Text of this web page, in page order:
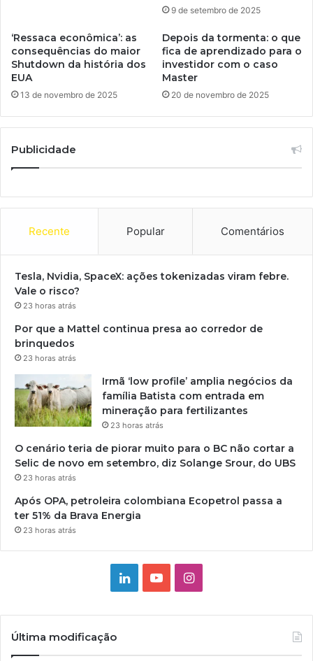
9 de setembro de 2025
‘Ressaca econômica’: as
consequências do maior
Shutdown da história dos
EUA
13 de novembro de 2025
Depois da tormenta: o que
fica de aprendizado para o
investidor com o caso
Master
20 de novembro de 2025
Publicidade
Recente Popular Comentários
Tesla, Nvidia, SpaceX: ações tokenizadas viram febre.
Vale o risco?
23 horas atrás
Por que a Mattel continua presa ao corredor de
brinquedos
23 horas atrás
Irmã ‘low profile’ amplia negócios da
família Batista com entrada em
mineração para fertilizantes
23 horas atrás
O cenário teria de piorar muito para o BC não cortar a
Selic de novo em setembro, diz Solange Srour, do UBS
23 horas atrás
Após OPA, petroleira colombiana Ecopetrol passa a
ter 51% da Brava Energia
23 horas atrás
LinkedinYouTubeInstagram
Última modificação